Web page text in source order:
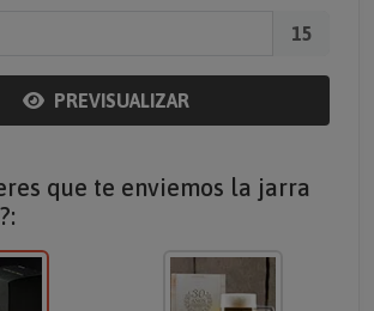
15
PREVISUALIZAR
que te enviemos la jarra